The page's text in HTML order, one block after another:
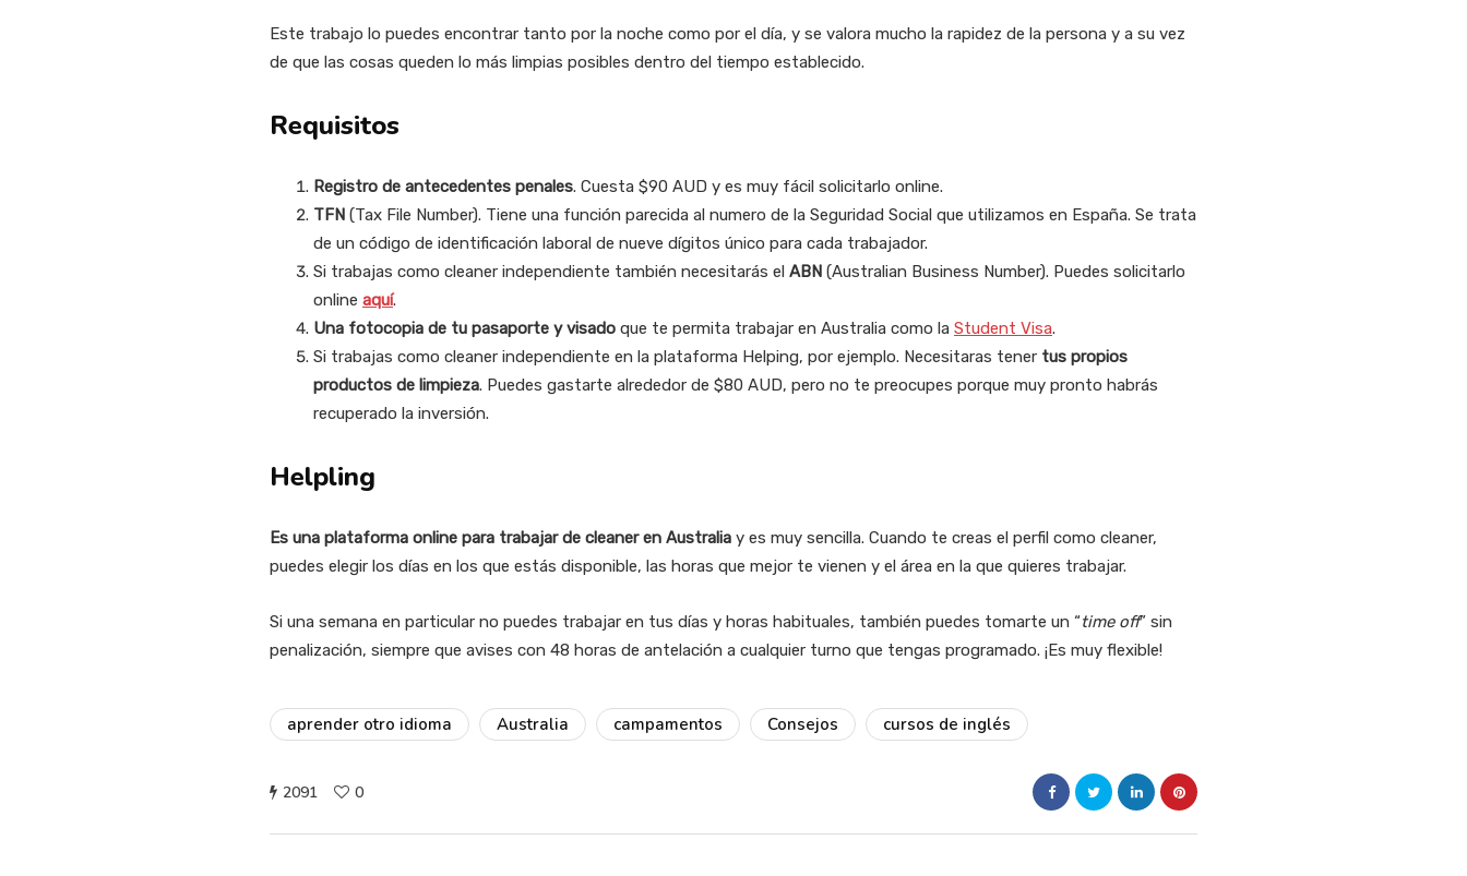
Este trabajo lo puedes encontrar tanto por la noche como por el día, y se valora mucho la rapidez de la persona y a su vez
de que las cosas queden lo más limpias posibles dentro del tiempo establecido.
Requisitos
Registro de antecedentes penales. Cuesta $90 AUD y es muy fácil solicitarlo online.
TFN (Tax File Number). Tiene una función parecida al numero de la Seguridad Social que utilizamos en España. Se trata
de un código de identificación laboral de nueve dígitos único para cada trabajador.
Si trabajas como cleaner independiente también necesitarás el ABN (Australian Business Number). Puedes solicitarlo
online aquí.
Una fotocopia de tu pasaporte y visado que te permita trabajar en Australia como la Student Visa.
Si trabajas como cleaner independiente en la plataforma Helping, por ejemplo. Necesitaras tener tus propios
productos de limpieza. Puedes gastarte alrededor de $80 AUD, pero no te preocupes porque muy pronto habrás
recuperado la inversión.
Helpling
Es una plataforma online para trabajar de cleaner en Australia y es muy sencilla. Cuando te creas el perfil como cleaner,
puedes elegir los días en los que estás disponible, las horas que mejor te vienen y el área en la que quieres trabajar.
Si una semana en particular no puedes trabajar en tus días y horas habituales, también puedes tomarte un “time off” sin
penalización, siempre que avises con 48 horas de antelación a cualquier turno que tengas programado. ¡Es muy flexible!
aprender otro idioma Australia campamentos Consejos cursos de inglés
2091 0